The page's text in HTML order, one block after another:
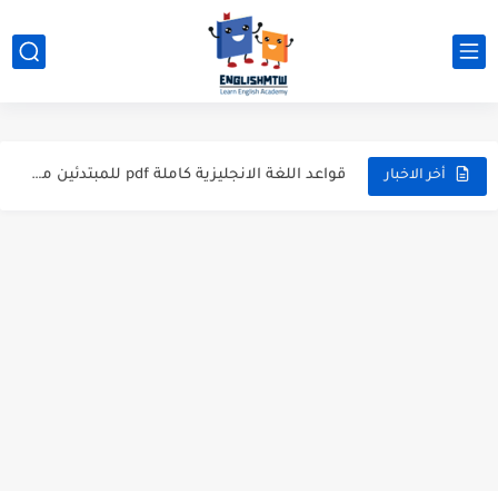
أخر الاخبار
modal verbs بالانجليزي: قواعد الاستخدام مع أمثلة
أزمنة اللغة الانجليزية: شرح مبسط للمبتدئين 2026